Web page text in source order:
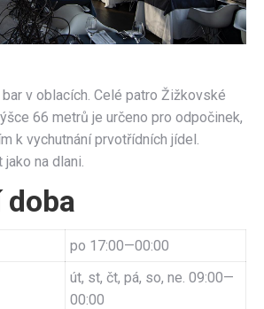
v oblacích. Celé patro Žižkovské
66 metrů je určeno pro odpočinek,
k vychutnání prvotřídních jídel.
na dlani.
po 17:00—00:00
út, st, čt, pá, so, ne. 09:00—
00:00